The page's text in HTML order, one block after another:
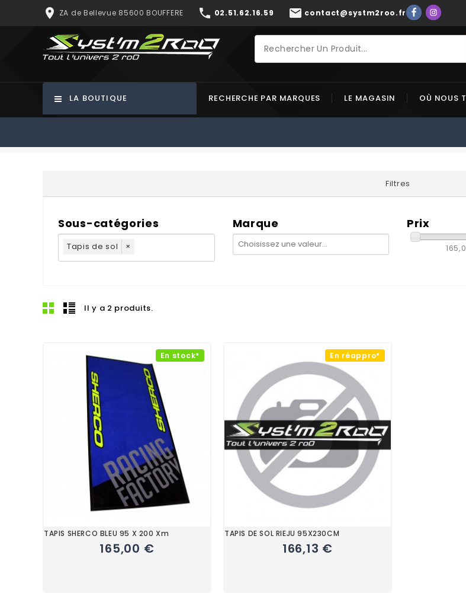
place ZA de Bellevue 85600 BOUFFERE phone 02.51.62.16.59 mail contact@systm2roo.fr
LA BOUTIQUE RECHERCHE PAR MARQUES LE MAGASIN OÙ NOUS
Filtres
Sous-catégories
Tapis de sol ×
Marque Prix
Il y a 2 produits.
En stock*
TAPIS SHERCO BLEU 95 X 200 Xm
165,00 €
En réappro*
TAPIS DE SOL RIEJU 95X230CM
166,13 €